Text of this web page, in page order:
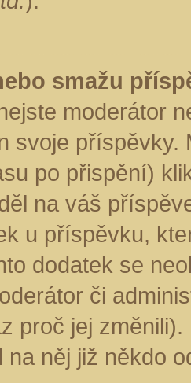
smažu
moderátor
svoje
po přispění)
na váš
u příspěvku,
dodatek se
či
proč jej
na něj již někdo